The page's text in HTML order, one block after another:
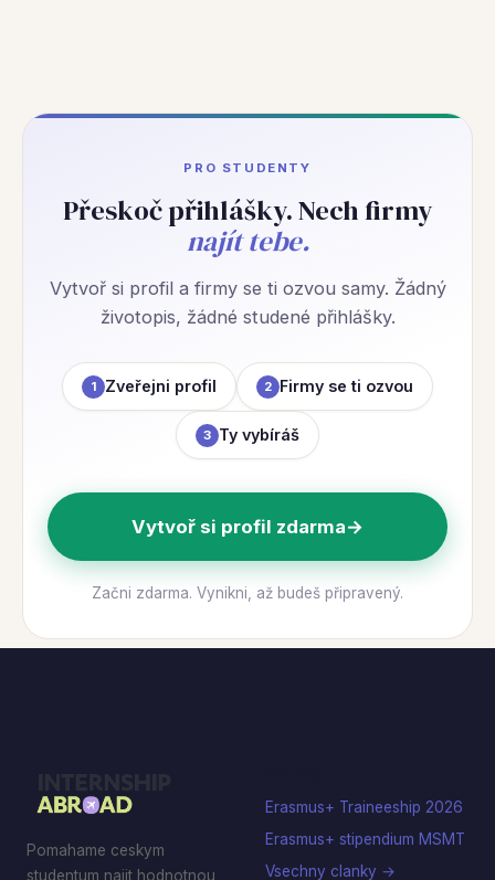
PRO STUDENTY
Přeskoč přihlášky. Nech firmy
najít tebe.
Vytvoř si profil a firmy se ti ozvou samy. Žádný
životopis, žádné studené přihlášky.
1 Zveřejni profil 2 Firmy se ti ozvou
3 Ty vybíráš
Vytvoř si profil zdarma→
Začni zdarma. Vynikni, až budeš připravený.
Pomahame ceskym
studentum najit hodnotnou
Erasmus+ Traineeship 2026
Erasmus+ stipendium MSMT
Vsechny clanky →